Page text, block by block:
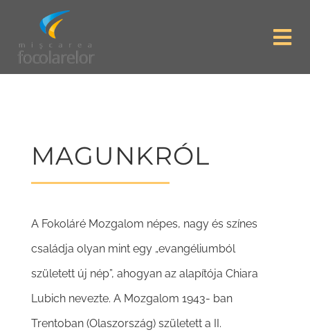
content
Az élet igéje
Lelkiségünk
Témák
Párbeszédben
MAGUNKRÓL
A Fokoláré Mozgalom népes, nagy és színes
családja olyan mint egy „evangéliumból
született új nép”, ahogyan az alapítója Chiara
Lubich nevezte. A Mozgalom 1943- ban
Trentoban (Olaszország) született a II.